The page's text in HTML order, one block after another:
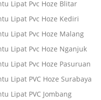
Lipat Pvc Hoze Blitar
Lipat Pvc Hoze Kediri
Lipat Pvc Hoze Malang
Lipat Pvc Hoze Nganjuk
Lipat Pvc Hoze Pasuruan
Lipat PVC Hoze Surabaya
Lipat PVC Jombang